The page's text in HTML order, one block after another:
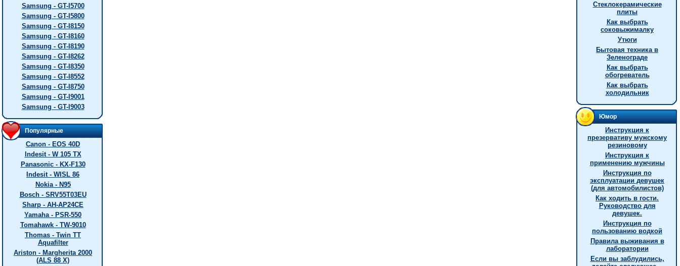
Samsung - GT-I5700
Samsung - GT-I5800
Samsung - GT-I8150
Samsung - GT-I8160
Samsung - GT-I8190
Samsung - GT-I8262
Samsung - GT-I8350
Samsung - GT-I8552
Samsung - GT-I8750
Samsung - GT-I9001
Samsung - GT-I9003
Популярные
Canon - EOS 40D
Indesit - W 105 TX
Panasonic - KX-F130
Indesit - WISL 86
Nokia - N95
Bosch - SRV55T03EU
Sharp - AH-AP24CE
Yamaha - PSR-550
Tomahawk - TW-9010
Thomas - Twin TT
Aquafilter
Ariston - Margherita 2000
(ALS 88 X)
Стеклокерамические
плиты
Как выбрать
соковыжималку
Утюги
Бытовая техника в
Зеленограде
Как выбрать
обогреватель
Как выбрать
холодильник
Юмор
Инструкция к
презервативу мужскому
резиновому
Инструкция к
применению мужчины
Инструкция по
эксплуатации девушек
(для автомобилистов)
Как ходить в гости.
Руководство для
девушек.
Инструкция по
пользованию водкой
Правила выживания в
лаборатории
Если вы заблудились,